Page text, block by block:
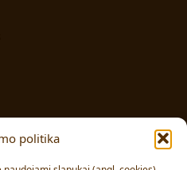
politika
991331